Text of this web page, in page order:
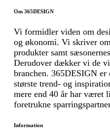
Om 365DESIGN
Vi formidler viden om
og økonomi. Vi skriver
produkter samt
Derudover dækker vi de
branchen. 365DESIGN er
største trend- og
mere end 40 år har været
foretrukne
Information